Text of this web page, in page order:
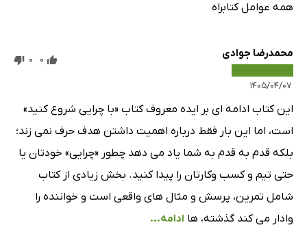
همه عوامل کتابراه
محمدرضا جوادی
۱۴۰۵/۰۴/۰۷
0
0
این کتاب ادامه ای بر ایده معروف کتاب «با چرایی شروع کنید»
است، اما این بار فقط درباره اهمیت داشتن هدف حرف نمی زند؛
بلکه قدم به قدم به شما یاد می دهد چطور «چرایی» خودتان یا
حتی تیم و کسب وکارتان را پیدا کنید. بخش زیادی از کتاب
شامل تمرین، پرسش و مثال های واقعی است و خواننده را
وادار می کند گذشته، ها ادامه...